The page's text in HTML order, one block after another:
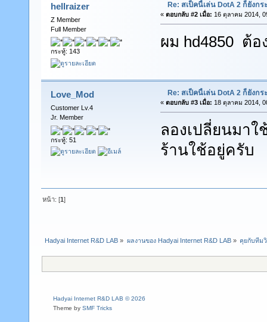
hellraizer
Z Member
Full Member
กระทู้: 143
Re: สเป็คนี้เล่น DotA 2 ก็ยังก
« ตอบกลับ #2 เมื่อ: 16 ตุลาคม 2014,
ผม hd4850 ต้
Love_Mod
Customer Lv.4
Jr. Member
กระทู้: 51
Re: สเป็คนี้เล่น DotA 2 ก็ยังก
« ตอบกลับ #3 เมื่อ: 18 ตุลาคม 2014,
ลองเปลี่ยนมาใ
ร้านใช้อยู่ครับ
หน้า: [1]
Hadyai Internet R&D LAB » ผลงานของ Hadyai Internet R&D LAB» คุยกับทีม
Hadyai Internet R&D LAB © 2026
Theme by SMF Tricks